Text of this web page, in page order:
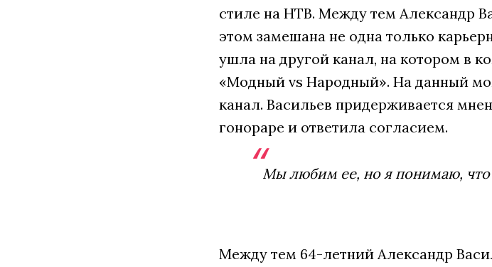
стиле на НТВ. Между тем Александр
этом замешана не одна только
ушла на другой канал, на котором в
«Модный vs Народный». На данный
канал. Васильев придерживается
гонораре и ответила согласием.
Мы любим ее, но я понимаю, что
Между тем 64-летний Александр